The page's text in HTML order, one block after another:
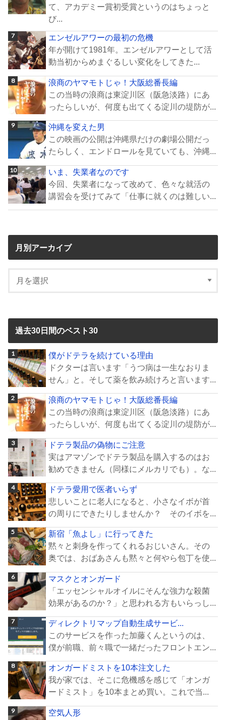
て、アカデミー賞初受賞というのはちょっと
び...
エンゼルアワーの最初の危機
年が開けて1981年。エンゼルアワーとして活
動当初からめまぐるしい変化をしてきた...
浪商のヤマモトじゃ！大阪総番長編
この当時の浪商は東淀川区（阪急淡路）にあ
ったらしいが、何度も出てくる淀川の堤防が...
沖縄を変えた男
この映画の公開は沖縄県だけの劇場公開だっ
たらしく、エンドロールを見ていても、沖縄...
いま、失業者なのです
今回、失業者になって改めて、色々な就活の
講習会を受けてみて「仕事に就くのは難しい...
月別アーカイブ
過去30日間のベスト30
僕がドテラを続けている理由
ドクターは言います「うつ病は一生なおりま
せん」と。そして薬を飲み続けろと言います...
浪商のヤマモトじゃ！大阪総番長編
この当時の浪商は東淀川区（阪急淡路）にあ
ったらしいが、何度も出てくる淀川の堤防が...
ドテラ製品の偽物にご注意
実はアマゾンでドテラ製品を購入するのはお
勧めできません（同様にメルカリでも）。な...
ドテラ愛用で医者いらず
悲しいことに老人になると、小さなイボが首
の周りにできたりしませんか？ そのイボを...
新宿「魚よし」に行ってきた
黙々と刺身を作ってくれるおじいさん。その
奥では、おばあさんも黙々と何やら包丁を使...
マスクとオンガード
「エッセンシャルオイルにそんな強力な殺菌
効果があるのか？」と思われる方もいらっし...
ディレクトリマップ自動生成サービ...
このサービスを作った加藤くんというのは、
僕が前職、前々職で一緒だったフロントエン...
オンガードミストを10本注文した
我が家では、そこに危機感を感じて「オンガ
ードミスト」を10本まとめ買い。これで当...
空気人形